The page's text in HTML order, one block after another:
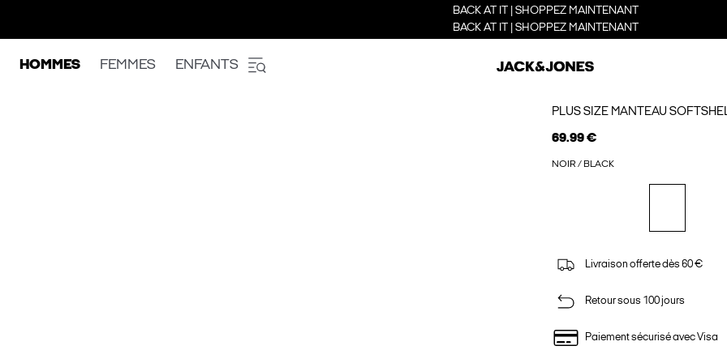
BACK AT IT | SHOPPEZ MAINTENANT
BACK AT IT | SHOPPEZ MAINTENANT
HOMMES FEMMES ENFANTS
PLUS SIZE MANTEAU
69.99 €
NOIR / BLACK
Livraison offerte dès 60 €
Retour sous 100 jours
Paiement sécurisé avec Visa